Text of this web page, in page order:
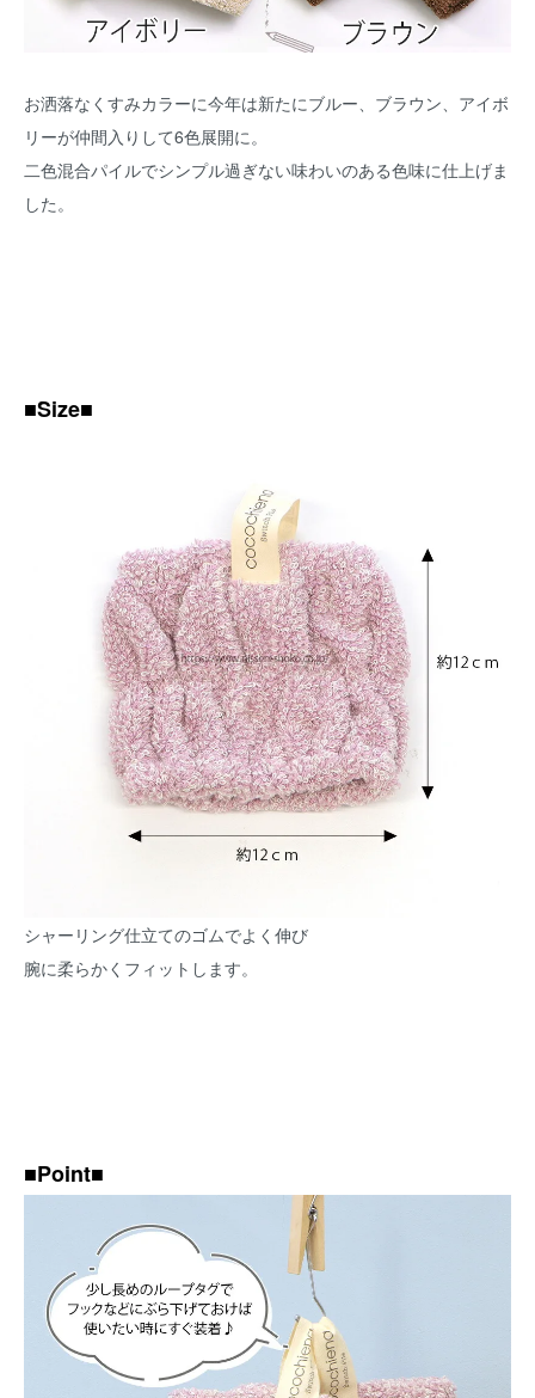
お洒落なくすみカラーに今年は新たにブルー、ブラウン、アイボ
リーが仲間入りして6色展開に。
二色混合パイルでシンプル過ぎない味わいのある色味に仕上げま
した。
■Size■
シャーリング仕立てのゴムでよく伸び
腕に柔らかくフィットします。
■Point■